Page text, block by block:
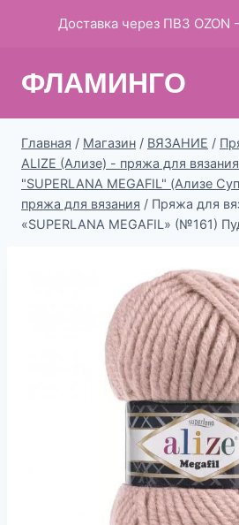
ФЛАМИНГО
Главная / Магазин / ВЯЗАНИЕ /
ALIZE (Ализе) - пряжа для
"SUPERLANA MEGAFIL" (Ализе
пряжа для вязания / Пряжа для
«SUPERLANA MEGAFIL» (№161)
Доставка через ПВЗ OZON